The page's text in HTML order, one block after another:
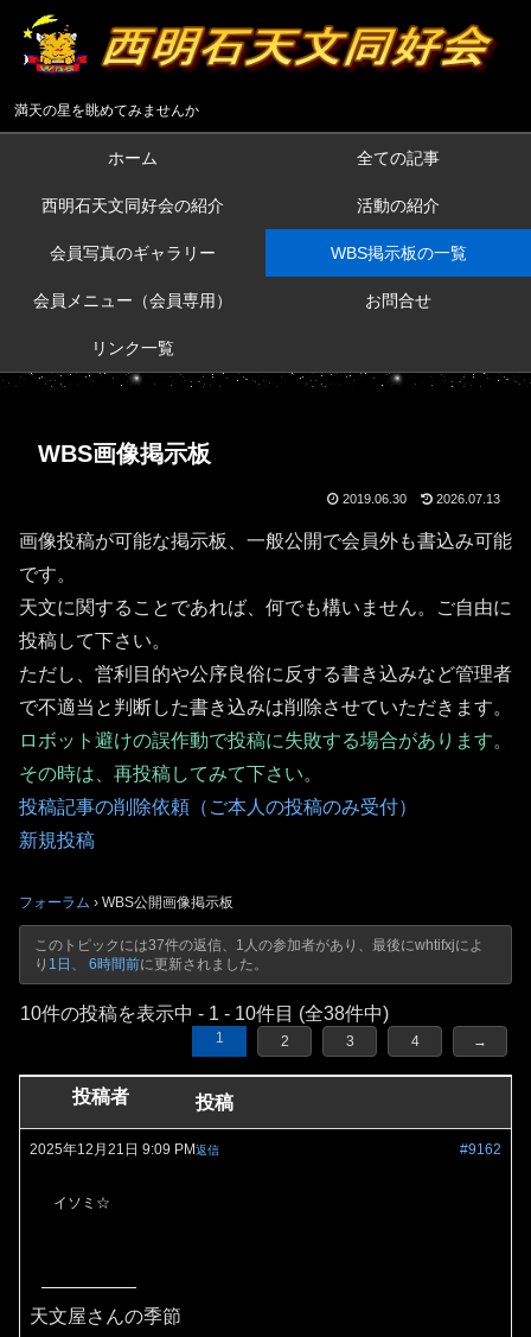
満天の星を眺めてみませんか
ホーム 全ての記事
西明石天文同好会の紹介 活動の紹介
会員写真のギャラリー WBS掲示板の一覧
会員メニュー（会員専用） お問合せ
リンク一覧
WBS画像掲示板
2019.06.30 2026.07.13
画像投稿が可能な掲示板、一般公開で会員外も書込み可能
です。
天文に関することであれば、何でも構いません。ご自由に
投稿して下さい。
ただし、営利目的や公序良俗に反する書き込みなど管理者
で不適当と判断した書き込みは削除させていただきます。
ロボット避けの誤作動で投稿に失敗する場合があります。
その時は、再投稿してみて下さい。
投稿記事の削除依頼（ご本人の投稿のみ受付）
新規投稿
フォーラム › WBS公開画像掲示板
このトピックには37件の返信、1人の参加者があり、最後にwhtifxjによ
り 1日、 6時間前に更新されました。
10件の投稿を表示中 - 1 - 10件目 (全38件中)
1 2 3 4 →
投稿者 投稿
2025年12月21日 9:09 PM #9162
返信
イソミ☆
天文屋さんの季節